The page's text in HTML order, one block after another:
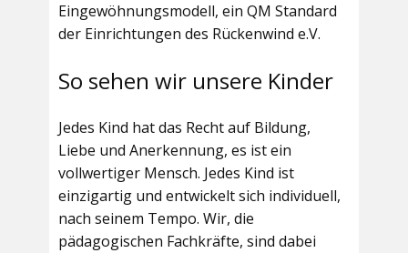
Eingewöhnungsmodell, ein QM Standard
der Einrichtungen des Rückenwind e.V.
So sehen wir unsere Kinder
Jedes Kind hat das Recht auf Bildung,
Liebe und Anerkennung, es ist ein
vollwertiger Mensch. Jedes Kind ist
einzigartig und entwickelt sich individuell,
nach seinem Tempo. Wir, die
pädagogischen Fachkräfte, sind dabei